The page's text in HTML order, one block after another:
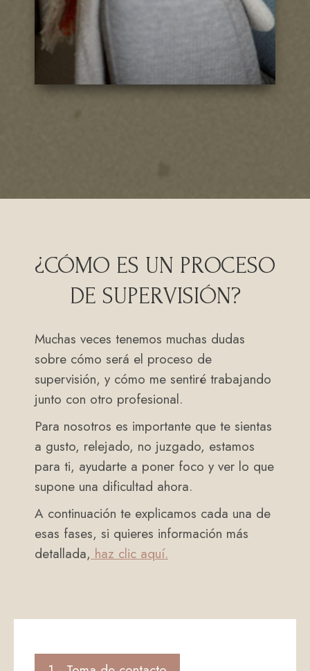
¿CÓMO ES UN PROCESO
DE SUPERVISIÓN?
Muchas veces tenemos muchas dudas
sobre cómo será el proceso de
supervisión, y cómo me sentiré trabajando
junto con otro profesional.
Para nosotros es importante que te sientas
a gusto, relejado, no juzgado, estamos
para ti, ayudarte a poner foco y ver lo que
supone una dificultad ahora.
A continuación te explicamos cada una de
esas fases, si quieres información más
detallada, haz clic aquí.